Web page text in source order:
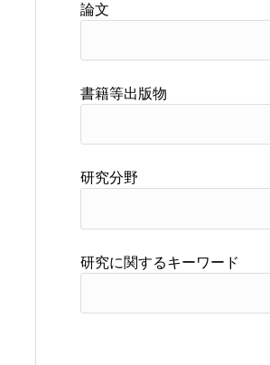
論文
書籍等出版物
研究分野
研究に関するキーワード